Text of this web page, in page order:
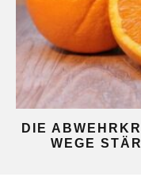
DIE
WEGE